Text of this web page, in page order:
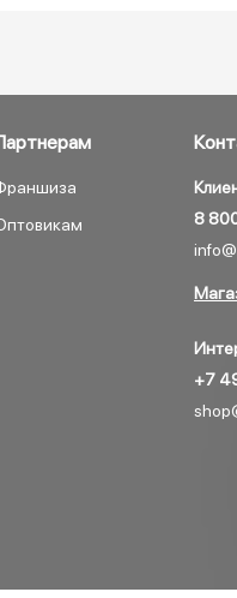
8
+7